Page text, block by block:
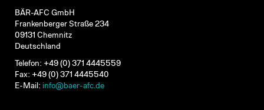
BÄR-AFC GmbH
Frankenberger Straße 234
09131 Chemnitz
Deutschland
Telefon: +49 (0) 371 4445559
Fax: +49 (0) 371 4445540
E-Mail: info@baer-afc.de